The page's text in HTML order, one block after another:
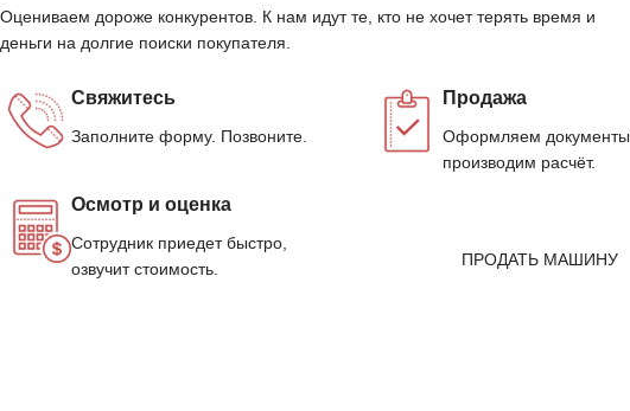
Оцениваем дороже конкурентов. К нам идут те, кто не хочет терять время и
деньги на долгие поиски покупателя.
Свяжитесь
Заполните форму. Позвоните.
Осмотр и оценка
Сотрудник приедет быстро,
озвучит стоимость.
Продажа
Оформляем документы,
производим расчёт.
ПРОДАТЬ МАШИНУ